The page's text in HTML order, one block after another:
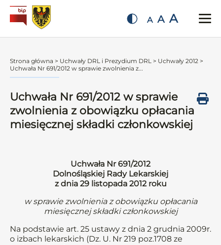
A A A
Strona główna > Uchwały DRL i Prezydium DRL > Uchwały 2012 >
Uchwała Nr 691/2012 w sprawie zwolnienia z...
Uchwała Nr 691/2012 w sprawie
zwolnienia z obowiązku opłacania
miesięcznej składki członkowskiej
Uchwała Nr 691/2012
Dolnośląskiej Rady Lekarskiej
z dnia 29 listopada 2012 roku
w sprawie zwolnienia z obowiązku opłacania
miesięcznej składki członkowskiej
Na podstawie art. 25 ustawy z dnia 2 grudnia 2009r.
o izbach lekarskich (Dz. U. Nr 219 poz.1708 ze